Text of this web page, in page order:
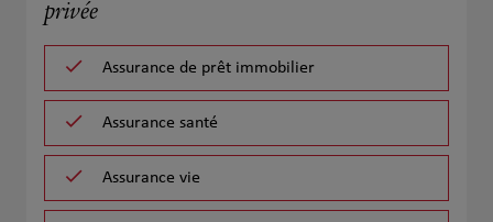
privée
Assurance de prêt immobilier
Assurance santé
Assurance vie